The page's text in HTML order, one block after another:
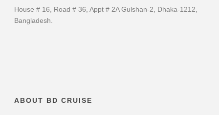
House # 16, Road # 36, Appt # 2A Gulshan-2, Dhaka-1212,
Bangladesh.
ABOUT BD CRUISE